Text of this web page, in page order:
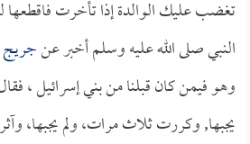
تغضب عليك الوالدة إذا تأخرت
النبي صلى الله عليه وسلم أخبر عنجريج
وهو فيمن كان قبلنا من بني إسرائيل ،
يجبها, وكررت ثلاث مرات، ولم يجبها،